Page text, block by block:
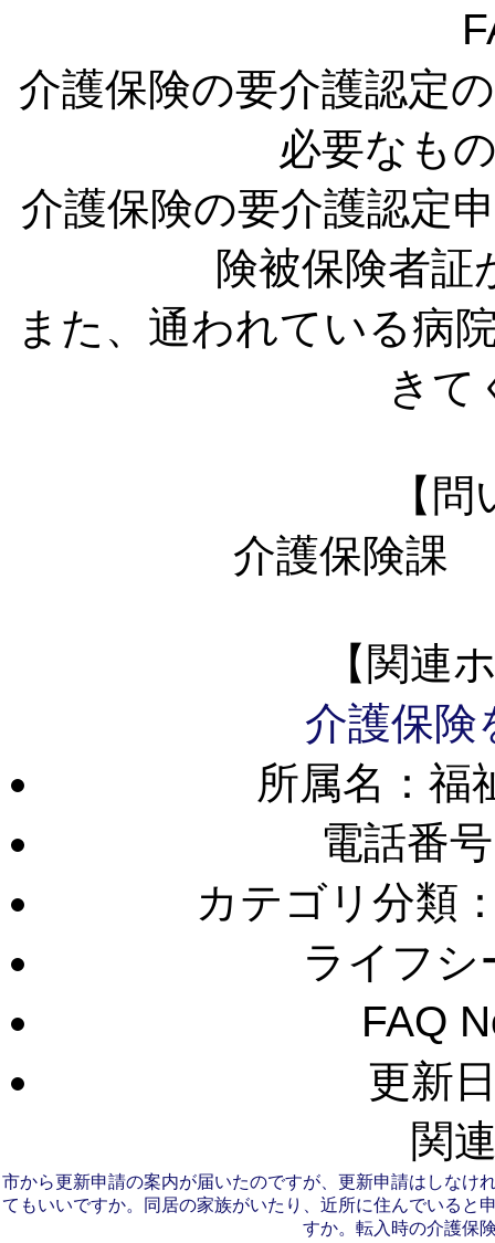
介護保険の要介護認定
必要なも
介護保険の要介護認定
険被保険者証
また、通われている病
きて
【
介護保険課
【関連
介護保険
所属名：福
電話番
カテゴリ分類
ライフシ
FAQ
更新
関
市から更新申請の案内が届いたのですが、更新申請はしなけ
てもいいですか。
同居の家族がいたり、近所に住んでいると
すか。 転入時の介護保